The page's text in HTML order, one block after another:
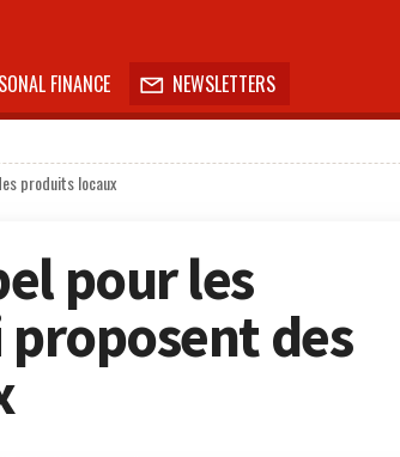
FINANCE  NEWSLETTERS
produits locaux
pour les
des